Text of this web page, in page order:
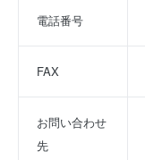
電話番号
FAX
お問い合わせ
先